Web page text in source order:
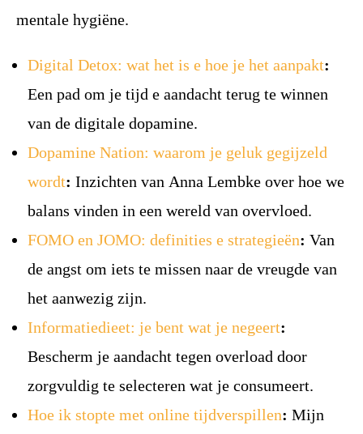
mentale hygiëne.
Digital Detox: wat het is e hoe je het aanpakt:
Een pad om je tijd e aandacht terug te winnen
van de digitale dopamine.
Dopamine Nation: waarom je geluk gegijzeld
wordt: Inzichten van Anna Lembke over hoe we
balans vinden in een wereld van overvloed.
FOMO en JOMO: definities e strategieën: Van
de angst om iets te missen naar de vreugde van
het aanwezig zijn.
Informatiedieet: je bent wat je negeert:
Bescherm je aandacht tegen overload door
zorgvuldig te selecteren wat je consumeert.
Hoe ik stopte met online tijdverspillen: Mijn